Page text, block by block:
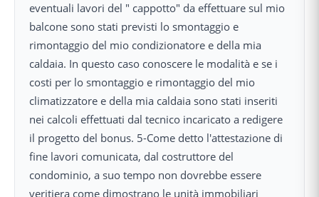
eventuali lavori del " cappotto" da effettuare sul mio
balcone sono stati previsti lo smontaggio e
rimontaggio del mio condizionatore e della mia
caldaia. In questo caso conoscere le modalità e se i
costi per lo smontaggio e rimontaggio del mio
climatizzatore e della mia caldaia sono stati inseriti
nei calcoli effettuati dal tecnico incaricato a redigere
il progetto del bonus. 5-Come detto l'attestazione di
fine lavori comunicata, dal costruttore del
condominio, a suo tempo non dovrebbe essere
veritiera come dimostrano le unità immobiliari